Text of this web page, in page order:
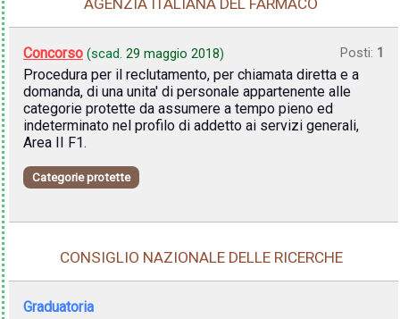
Concorso (scad. 29 maggio 2018) Posti: 1
Procedura per il reclutamento, per chiamata diretta e a
domanda, di una unita' di personale appartenente alle
categorie protette da assumere a tempo pieno ed
indeterminato nel profilo di addetto ai servizi generali,
Area II F1.
Categorie protette
CONSIGLIO NAZIONALE DELLE RICERCHE
Graduatoria